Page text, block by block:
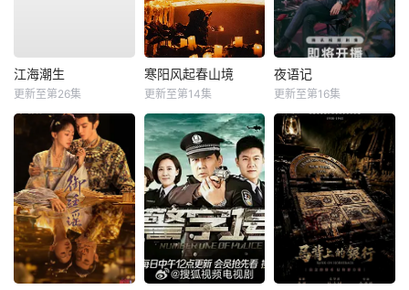
江海潮生
更新至第26集
寒阳风起春山境
更新至第14集
夜语记
更新至第16集